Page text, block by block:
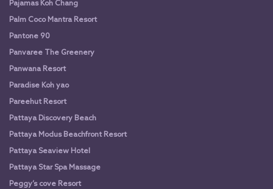
Pajamas Koh Chang
Palm Coco Mantra Resort
Pantone 90
Panvaree The Greenery
Panwana Resort
Paradise Koh yao
Pareehut Resort
Pattaya Discovery Beach
Pattaya Modus Beachfront Resort
Pattaya Seaview Hotel
Pattaya Star Spa Massage
Peggy’s cove Resort